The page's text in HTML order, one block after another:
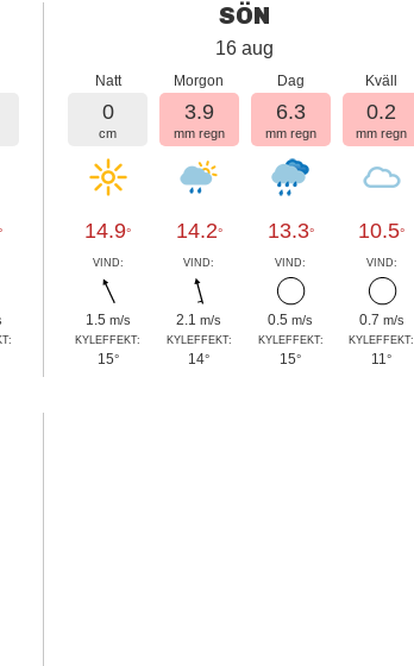
SÖN
16 aug
Natt
0
cm
14.9°
VIND:
1.5 m/s
KYLEFFEKT:
15°
Morgon
3.9
mm regn
14.2°
VIND:
2.1m/s
KYLEFFEKT:
14°
Dag
6.3
mm regn
13.3°
VIND:
0.5m/s
KYLEFFEKT:
15°
Kväll
0.2
mm regn
10.5°
VIND:
0.7 m/s
KYLEFFEKT:
11°